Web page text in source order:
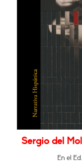
Sergio del
En el